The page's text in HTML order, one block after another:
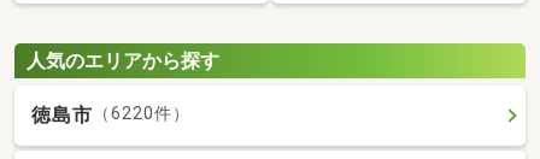
人気のエリアから探す
徳島市 （6220件）